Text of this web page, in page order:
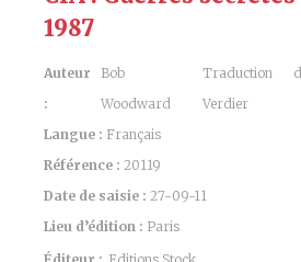
1987
Auteur
:
Bob
Woodward
Traduction
Verdier
Langue : Français
Référence : 20119
Date de saisie : 27-09-11
Lieu d’édition : Paris
Éditeur : Editions Stock